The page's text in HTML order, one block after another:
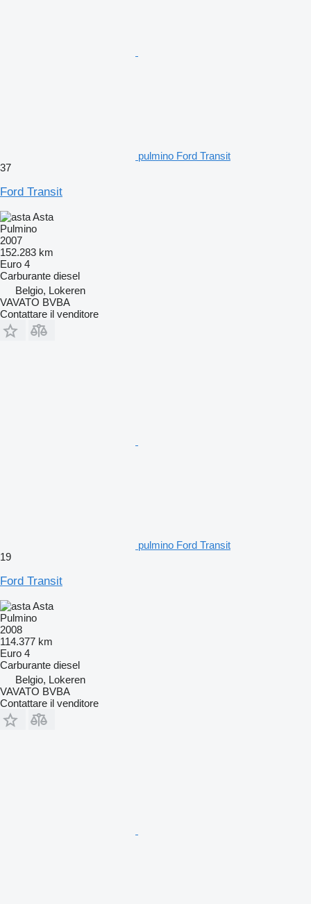
pulmino Ford Transit
37
Ford Transit
Asta
Pulmino
2007
152.283 km
Euro 4
Carburante diesel
Belgio, Lokeren
VAVATO BVBA
Contattare il venditore
pulmino Ford Transit
19
Ford Transit
Asta
Pulmino
2008
114.377 km
Euro 4
Carburante diesel
Belgio, Lokeren
VAVATO BVBA
Contattare il venditore